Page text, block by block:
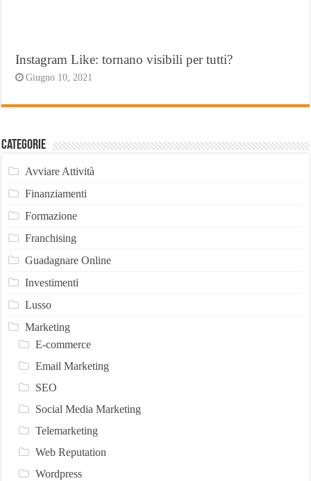
Instagram Like: tornano visibili per tutti?
Giugno 10, 2021
Categorie
Avviare Attività
Finanziamenti
Formazione
Franchising
Guadagnare Online
Investimenti
Lusso
Marketing
E-commerce
Email Marketing
SEO
Social Media Marketing
Telemarketing
Web Reputation
Wordpress